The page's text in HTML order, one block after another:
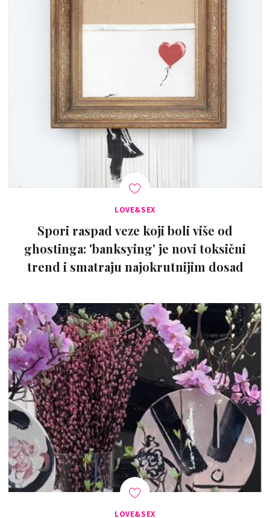
LOVE&SEX
Spori raspad veze koji boli više od
ghostinga: 'banksying' je novi toksični
trend i smatraju najokrutnijim dosad
LOVE&SEX